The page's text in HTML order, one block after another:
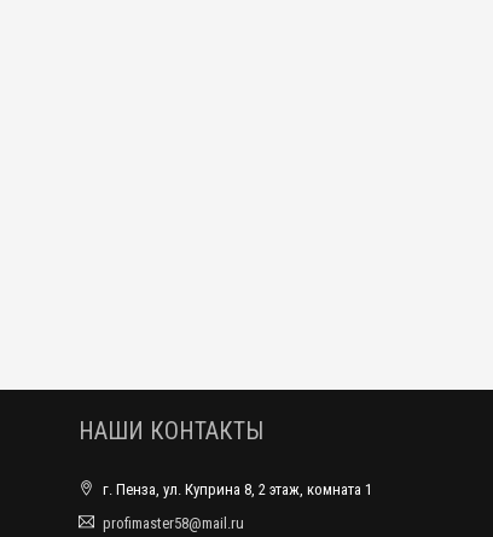
НАШИ КОНТАКТЫ
г. Пенза, ул. Куприна 8, 2 этаж, комната 1
profimaster58@mail.ru